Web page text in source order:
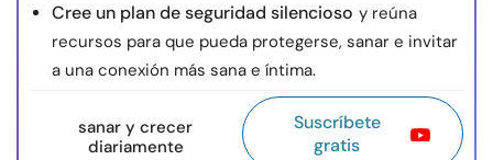
Cree un plan de seguridad silencioso y reúna
recursos para que pueda protegerse, sanar e invitar
a una conexión más sana e íntima.
sanar y crecer
diariamente
Suscríbete
gratis